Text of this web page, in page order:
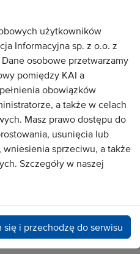
zakony
użytkowników
Informacyjna sp. z o.o. z
osobowe przetwarzamy
pomiędzy KAI a
obowiązków
a także w celach
Masz prawo dostępu do
usunięcia lub
sprzeciwu, a także
Szczegóły w naszej
się i przechodzę do serwisu